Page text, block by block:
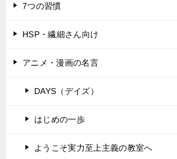
7つの習慣
HSP・繊細さん向け
アニメ・漫画の名言
DAYS（デイズ）
はじめの一歩
ようこそ実力至上主義の教室へ